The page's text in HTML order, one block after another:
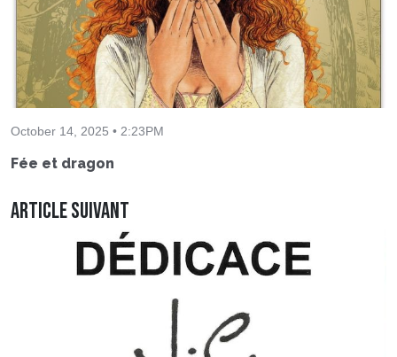
October 14, 2025 • 2:23PM
Fée et dragon
Article suivant